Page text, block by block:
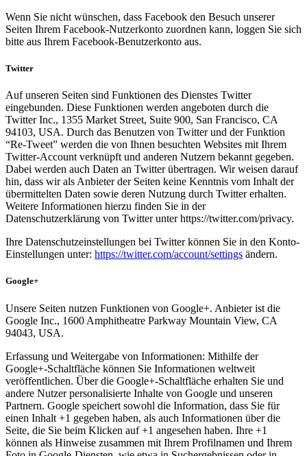
Wenn Sie nicht wünschen, dass Facebook den Besuch unserer
Seiten Ihrem Facebook-Nutzerkonto zuordnen kann, loggen Sie sich
bitte aus Ihrem Facebook-Benutzerkonto aus.
Twitter
Auf unseren Seiten sind Funktionen des Dienstes Twitter
eingebunden. Diese Funktionen werden angeboten durch die
Twitter Inc., 1355 Market Street, Suite 900, San Francisco, CA
94103, USA. Durch das Benutzen von Twitter und der Funktion
“Re-Tweet” werden die von Ihnen besuchten Websites mit Ihrem
Twitter-Account verknüpft und anderen Nutzern bekannt gegeben.
Dabei werden auch Daten an Twitter übertragen. Wir weisen darauf
hin, dass wir als Anbieter der Seiten keine Kenntnis vom Inhalt der
übermittelten Daten sowie deren Nutzung durch Twitter erhalten.
Weitere Informationen hierzu finden Sie in der
Datenschutzerklärung von Twitter unter https://twitter.com/privacy.
Ihre Datenschutzeinstellungen bei Twitter können Sie in den Konto-
Einstellungen unter: https://twitter.com/account/settings ändern.
Google+
Unsere Seiten nutzen Funktionen von Google+. Anbieter ist die
Google Inc., 1600 Amphitheatre Parkway Mountain View, CA
94043, USA.
Erfassung und Weitergabe von Informationen: Mithilfe der
Google+-Schaltfläche können Sie Informationen weltweit
veröffentlichen. Über die Google+-Schaltfläche erhalten Sie und
andere Nutzer personalisierte Inhalte von Google und unseren
Partnern. Google speichert sowohl die Information, dass Sie für
einen Inhalt +1 gegeben haben, als auch Informationen über die
Seite, die Sie beim Klicken auf +1 angesehen haben. Ihre +1
können als Hinweise zusammen mit Ihrem Profilnamen und Ihrem